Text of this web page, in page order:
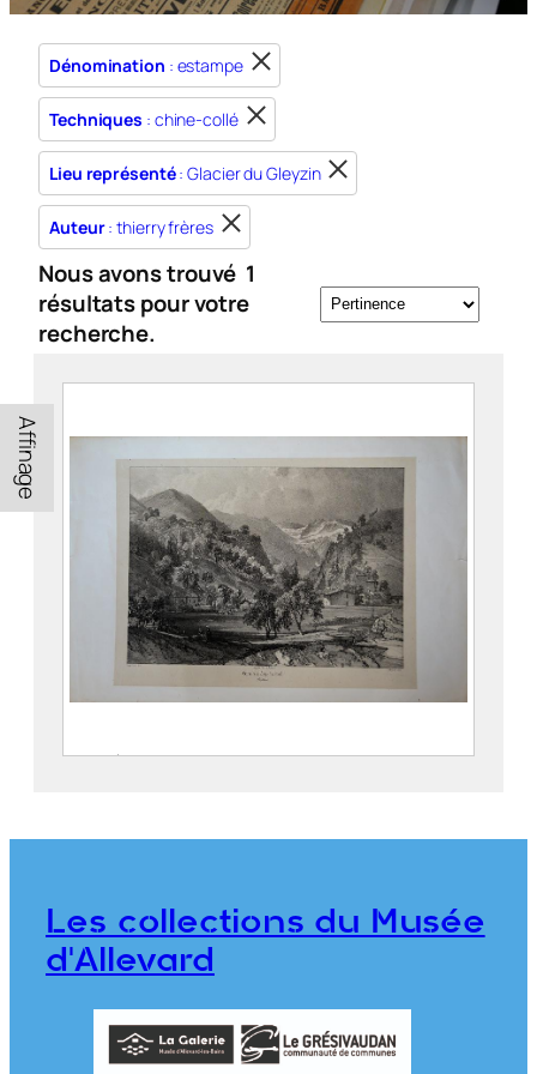
Dénomination : estampe
Techniques : chine-collé
Lieu représenté: Glacier du Gleyzin
Auteur: thierry frères
Nous avons trouvé 1
résultats pour votre
recherche.
Affinage
Entrée de la Gorge d’Allevard
CICÉRI, Eugène (Paris, 27 janvier
THIERRY Frères
2018.0.12
Les collections du Musée
d'Allevard